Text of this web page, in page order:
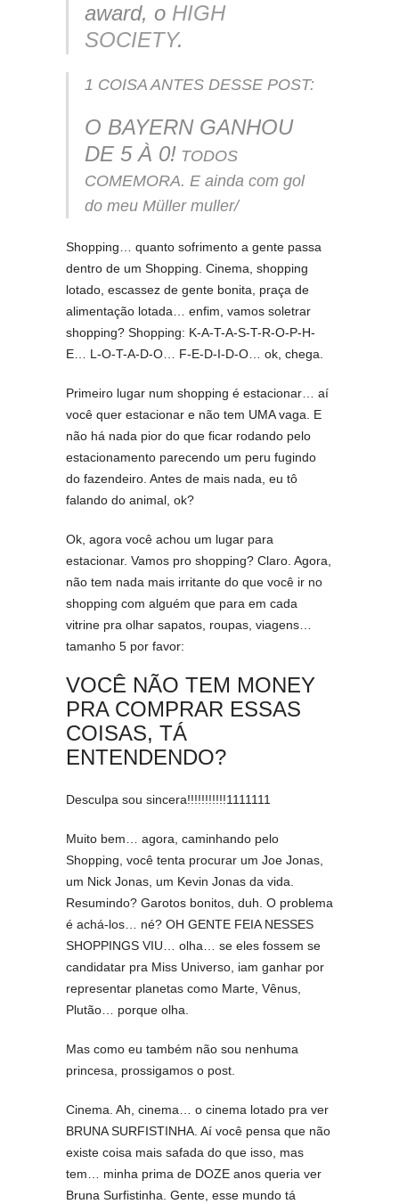
award, o HIGH
SOCIETY.
1 COISA ANTES DESSE POST:
O BAYERN GANHOU
DE 5 À 0! TODOS
COMEMORA. E ainda com gol
do meu Müller muller/
Shopping… quanto sofrimento a gente passa
dentro de um Shopping. Cinema, shopping
lotado, escassez de gente bonita, praça de
alimentação lotada… enfim, vamos soletrar
shopping? Shopping: K-A-T-A-S-T-R-O-P-H-
E… L-O-T-A-D-O… F-E-D-I-D-O… ok, chega.
Primeiro lugar num shopping é estacionar… aí
você quer estacionar e não tem UMA vaga. E
não há nada pior do que ficar rodando pelo
estacionamento parecendo um peru fugindo
do fazendeiro. Antes de mais nada, eu tô
falando do animal, ok?
Ok, agora você achou um lugar para
estacionar. Vamos pro shopping? Claro. Agora,
não tem nada mais irritante do que você ir no
shopping com alguém que para em cada
vitrine pra olhar sapatos, roupas, viagens…
tamanho 5 por favor:
VOCÊ NÃO TEM MONEY
PRA COMPRAR ESSAS
COISAS, TÁ
ENTENDENDO?
Desculpa sou sincera!!!!!!!!!!!1111111
Muito bem… agora, caminhando pelo
Shopping, você tenta procurar um Joe Jonas,
um Nick Jonas, um Kevin Jonas da vida.
Resumindo? Garotos bonitos, duh. O problema
é achá-los… né? OH GENTE FEIA NESSES
SHOPPINGS VIU… olha… se eles fossem se
candidatar pra Miss Universo, iam ganhar por
representar planetas como Marte, Vênus,
Plutão… porque olha.
Mas como eu também não sou nenhuma
princesa, prossigamos o post.
Cinema. Ah, cinema… o cinema lotado pra ver
BRUNA SURFISTINHA. Aí você pensa que não
existe coisa mais safada do que isso, mas
tem… minha prima de DOZE anos queria ver
Bruna Surfistinha. Gente, esse mundo tá